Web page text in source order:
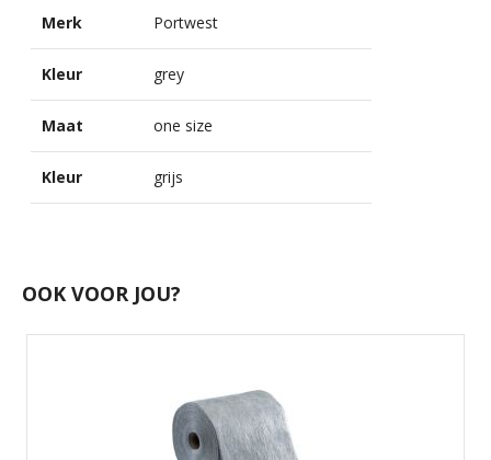
Merk Portwest
Kleur grey
Maat one size
Kleur grijs
OOK VOOR JOU?